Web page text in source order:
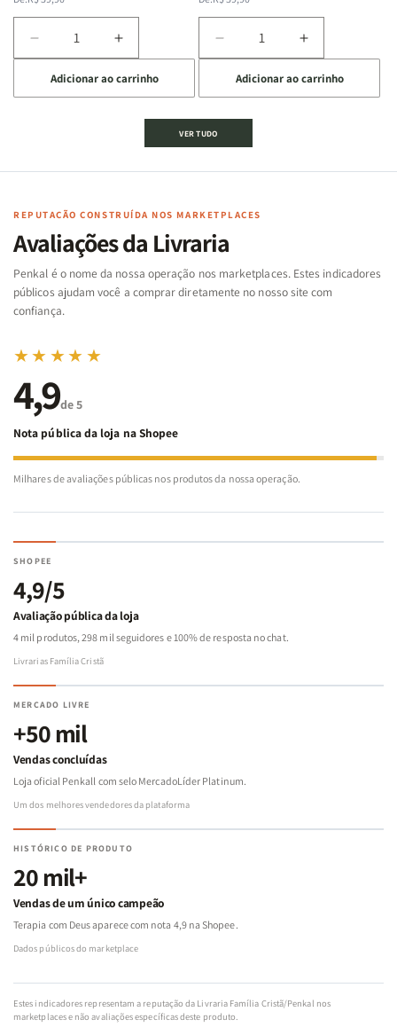
Diminuir
a
quantidade
de
Cartas
Famílias
Bíblia
-
Penkal
Aumentar
a
quantidade
de
Jogo
Cartas
Famílias
da
Bíblia
-
Penkal
Adicionar ao carrinho
Diminuir
a
quantidade
de
Jogo
|
de
Aumentar
a
quantidade
de
|
Adicionar ao carrinho
VER TUDO
REPUTAÇÃO CONSTRUÍDA NOS MARKETPLACES
Avaliações da Livraria
Penkal é o nome da nossa operação nos marketplaces. Estes indicadores
públicos ajudam você a comprar diretamente no nosso site com
confiança.
★★★★★
4,9de 5
Nota pública da loja na Shopee
Milhares de avaliações públicas nos produtos da nossa operação.
SHOPEE
4,9/5
Avaliação pública da loja
4 mil produtos, 298 mil seguidores e 100% de resposta no chat.
Livrarias Família Cristã
MERCADO LIVRE
+50 mil
Vendas concluídas
Loja oficial Penkall com selo MercadoLíder Platinum.
Um dos melhores vendedores da plataforma
HISTÓRICO DE PRODUTO
20 mil+
Vendas de um único campeão
Terapia com Deus aparece com nota 4,9 na Shopee.
Dados públicos do marketplace
Estes indicadores representam a reputação da Livraria Família Cristã/Penkal nos
marketplaces e não avaliações específicas deste produto.